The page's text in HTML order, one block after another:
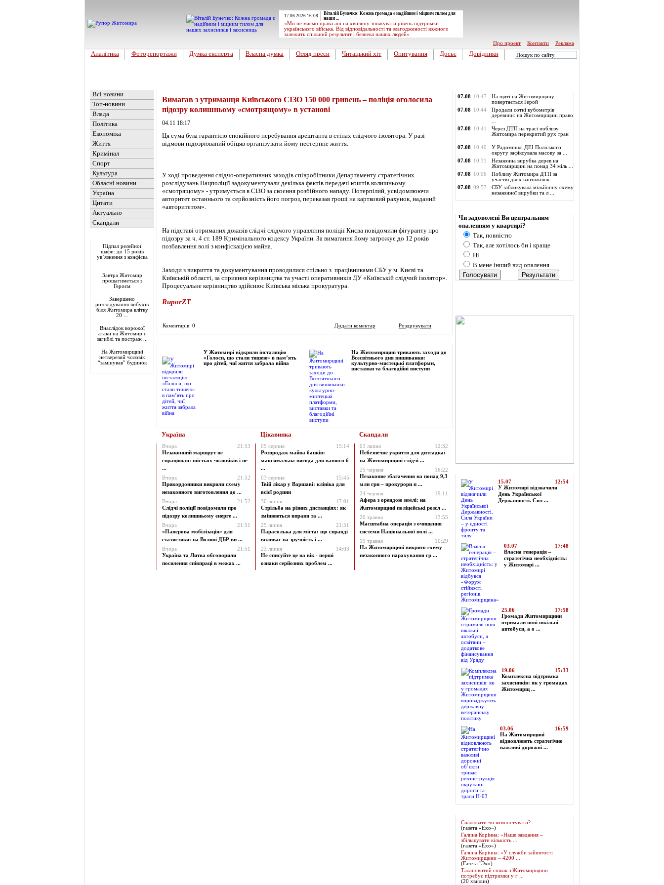
17.06.2026 16:08
Віталій Бунечко: Кожна громада є надійним і міцним тилом для
наши ...
«Ми не маємо права ані на хвилину знижувати рівень підтримки
українського війська. Від відповідальності та злагодженості кожного
залежить спільний результат і безпека наших людей»
Про проект
Контакти Реклама
Аналітика Фоторепортажи Думка експерта Власна думка Огляд преси Читацький хіт Опитування Досьє Довідники
Всі новини
Топ-новини
Влада
Політика
Економіка
Життя
Кримінал
Спорт
Культура
Обласні новини
Україна
Цитати
Актуально
Скандали
Підпал релейної
шафи: до 15 років
ув’язнення з конфіска
Завтра Житомир
прощатиметься з
Героєм
Завершено
розслідування вибухів
біля Житомира влітку
20 ...
Внаслідок ворожої
атаки на Житомир є
загиблі та постраж ...
На Житомирщині
нетверезий чоловік
“замінував” будинок
Вимагав з утриманця Київського СІЗО 150 000 гривень – поліція оголосила
підозру колишньому «смотрящому» в установі
04.11 18:17
Ця сума була гарантією спокійного перебування арештанта в стінах слідчого ізолятора. У разі
відмови підозрюваний обіцяв організувати йому нестерпне життя.
У ході проведення слідчо-оперативних заходів співробітники Департаменту стратегічних
розслідувань Нацполіції задокументували декілька фактів передачі коштів колишньому
«смотрящому» - утримується в СІЗО за скоєння розбійного нападу. Потерпілий, усвідомлюючи
авторитет останнього та серйозність його погроз, переказав гроші на картковий рахунок, наданий
«авторитетом».
На підставі отриманих доказів слідчі слідчого управління поліції Києва повідомили фігуранту про
підозру за ч. 4 ст. 189 Кримінального кодексу України. За вимагання йому загрожує до 12 років
позбавлення волі з конфіскацією майна.
Заходи з викриття та документування проводилися спільно з працівниками СБУ у м. Києві та
Київській області, за сприяння керівництва та участі оперативників ДУ «Київській слідчий ізолятор».
Процесуальне керівництво здійснює Київська міська прокуратура.
RuporZT
Коментарів: 0 Додати коментар Роздрукувати
У Житомирі відкрили інсталяцію
«Голоси, що стали тишею» в пам’ять
про дітей, чиї життя забрала війна
На Житомирщині тривають заходи до
Всесвітнього дня вишиванки:
культурно-мистецькі платформи,
виставки та благодійні виступи
Україна Цікавинка Скандали
Вчора
21:53
Незаконний маршрут не
спрацював: шістьох чоловіків і пе
...
Вчора
21:52
Прикордонники викрили схему
незаконного виготовлення до ...
Вчора
21:52
Слідчі поліції повідомили про
підозру колишньому енерге ...
Вчора
21:51
«Паперова мобілізація» для
статистики: на Волині ДБР ви ...
Вчора
21:51
Україна та Литва обговорили
посилення співпраці в межах ...
05 серпня
15:14
Розпродаж майна банків:
максимальна вигода для вашого б
...
03 серпня
15:45
Твій лікар у Варшаві: клініка для
всієї родини
30 липня
17:01
Стрільба на різних дистанціях: як
змінюються вправи та ...
25 липня
21:51
Парасолька для міста: що справді
впливає на зручність і ...
23 липня
14:03
Не списуйте це на вік - перші
ознаки серйозних проблем ...
03 липня
12:32
Небезпечне укриття для дитсадка:
на Житомирщині слідчі ...
25 червня
16:22
Незаконне збагачення на понад 9,3
млн грн – прокурори п ...
24 червня
19:11
Афера з орендою землі: на
Житомирщині поліцейські розсл ...
20 травня
13:55
Масштабна операція з очищення
системи Національної полі ...
19 травня
10:29
На Житомирщині викрито схему
незаконного нарахування гр ...
07.08 10:47
На щиті на Житомирщину
повертається Герой
07.08 10:44
Продали сотні кубометрів
деревини: на Житомирщині право
07.08 10:41
Через ДТП на трасі поблизу
Житомира перекритий рух тран
07.08 10:40
У Радомишлі ДЕІ Поліського
округу зафіксувала масову за ...
07.08 10:31
Незаконна вирубка дерев на
Житомирщині на понад 34 міль ...
07.08 10:06
Поблизу Житомира ДТП за
участю двох вантажівок
07.08 09:57
СБУ заблокувала мільйонну схему
незаконної вирубки та л ...
Чи задоволені Ви центральним
опаленням у квартирі?
Так, повністю
Так, але хотілось би і краще
Ні
В мене інший вид опалення
15.07
12:54
У Житомирі відзначили
День Української
Державності. Сил ...
03.07
17:48
Власна генерація –
стратегічна необхідність:
у Житомирі ...
25.06
17:58
Громади Житомирщини
отримали нові шкільні
автобуси, а о ...
19.06
15:33
Комплексна підтримка
захисників: як у громадах
Житомирщ ...
03.06
16:59
На Житомирщині
відновлюють стратегічно
важливі дорожні ...
Спалювати чи компостувати?
(газета «Ехо»)
Галина Корінна: «Наше завдання –
збільшувати кількість ...
(газета «Ехо»)
Галина Корінна: «У служби зайнятості
Житомирщини – 4200 ...
(Газета "Эхо)
Талановитий співак з Житомирщини
потребує підтримки у г ...
(20 хвилин)